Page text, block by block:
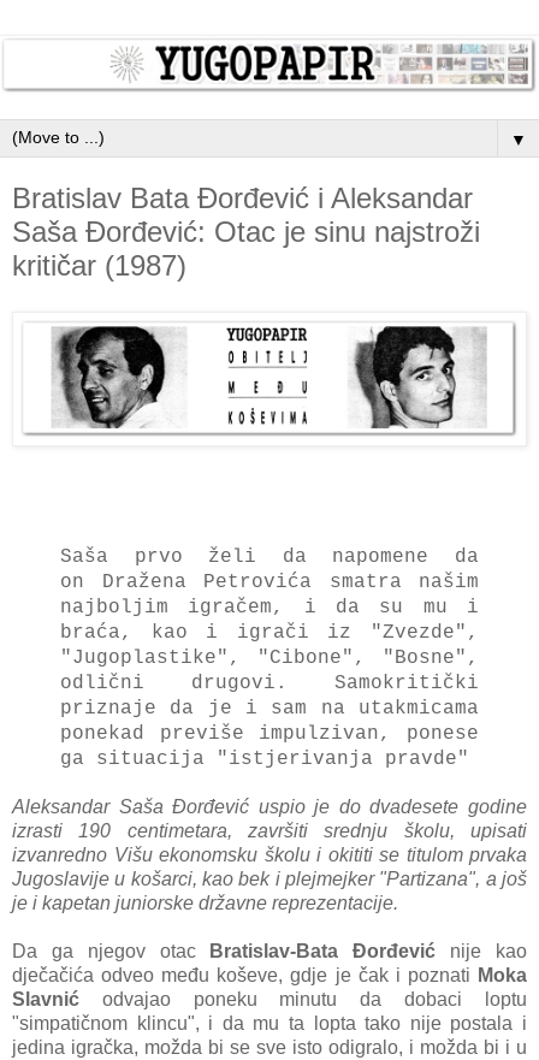
▼
Bratislav Bata Đorđević i Aleksandar
Saša Đorđević: Otac je sinu najstroži
kritičar (1987)
Saša prvo želi da napomene da
on Dražena Petrovića smatra našim
najboljim igračem, i da su mu i
braća, kao i igrači iz "Zvezde",
"Jugoplastike", "Cibone", "Bosne",
odlični drugovi. Samokritički
priznaje da je i sam na utakmicama
ponekad previše impulzivan, ponese
ga situacija "istjerivanja pravde"
Aleksandar Saša Đorđević uspio je do dvadesete godine
izrasti 190 centimetara, završiti srednju školu, upisati
izvanredno Višu ekonomsku školu i okititi se titulom prvaka
Jugoslavije u košarci, kao bek i plejmejker "Partizana", a još
je i kapetan juniorske državne reprezentacije.
Da ga njegov otacBratislav-Bata Đorđević nije kao
dječačića odveo među koševe, gdje je čak i poznati Moka
Slavnić odvajao poneku minutu da dobaci loptu
"simpatičnom klincu", i da mu ta lopta tako nije postala i
jedina igračka, možda bi se sve isto odigralo, i možda bi i u